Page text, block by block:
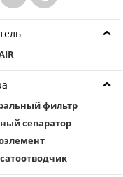
фильтр
сепаратор